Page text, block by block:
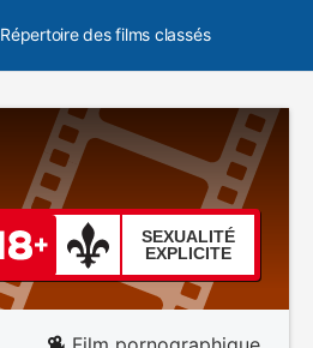
Répertoire des films classés
SEXUALITÉ
EXPLICITE